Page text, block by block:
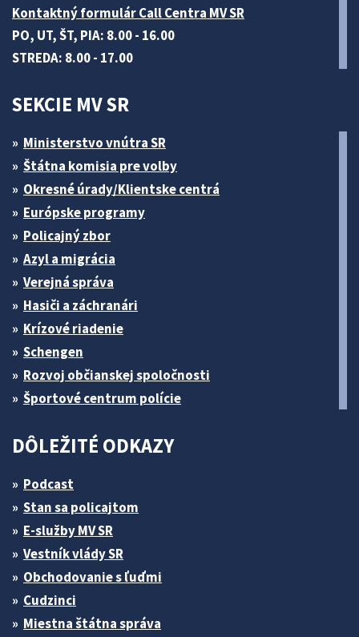
Kontaktný formulár Call Centra MV SR
PO, UT, ŠT, PIA: 8.00 - 16.00
STREDA: 8.00 - 17.00
SEKCIE MV SR
Ministerstvo vnútra SR
Štátna komisia pre volby
Okresné úrady/Klientske centrá
Európske programy
Policajný zbor
Azyl a migrácia
Verejná správa
Hasiči a záchranári
Krízové riadenie
Schengen
Rozvoj občianskej spoločnosti
Športové centrum polície
DÔLEŽITÉ ODKAZY
Podcast
Stan sa policajtom
E-služby MV SR
Vestník vlády SR
Obchodovanie s ľuďmi
Cudzinci
Miestna štátna správa